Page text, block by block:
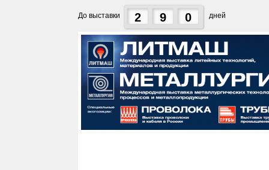
До выставки 2 9 0 дней